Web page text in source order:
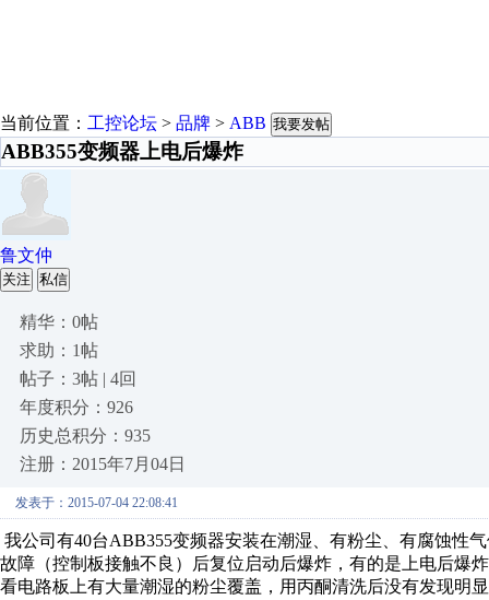
当前位置： 工控论坛 > 品牌 > ABB 我要发帖
ABB355变频器上电后爆炸
鲁文仲
关注 私信
精华：0帖
求助：1帖
帖子：3帖 | 4回
年度积分：926
历史总积分：935
注册：2015年7月04日
发表于：2015-07-04 22:08:41
我公司有40台ABB355变频器安装在潮湿、有粉尘、有腐蚀性
故障（控制板接触不良）后复位启动后爆炸，有的是上电后爆
看电路板上有大量潮湿的粉尘覆盖，用丙酮清洗后没有发现明